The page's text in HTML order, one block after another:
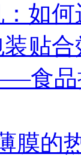
如
贴
食品
膜的